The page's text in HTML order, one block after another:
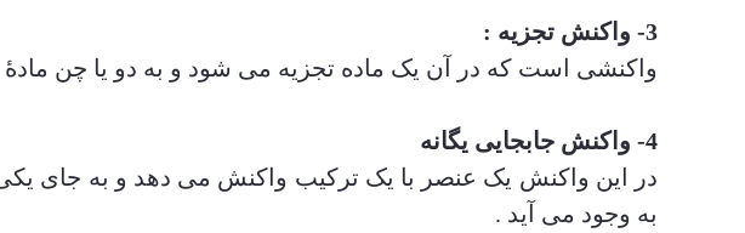
3- واکنش تجزیه :
واکنشی است که در آن یک ماده تجزیه می شود و به دو یا چن مادۀ
4- واکنش جابجایی یگانه
در این واکنش یک عنصر با یک ترکیب واکنش می دهد و به جای
به وجود می آید .